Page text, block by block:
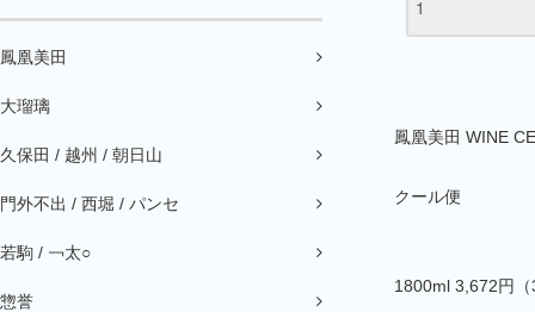
鳳凰美田
大瑠璃
久保田 / 越州 / 朝日山
門外不出 / 西堀 / パンセ
若駒 / ￢太○
惣誉
鳳凰美田 WINE
クール便
1800ml 3,672円